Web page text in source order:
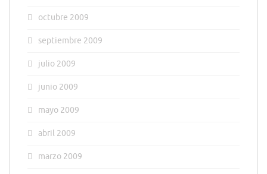
octubre 2009
septiembre 2009
julio 2009
junio 2009
mayo 2009
abril 2009
marzo 2009